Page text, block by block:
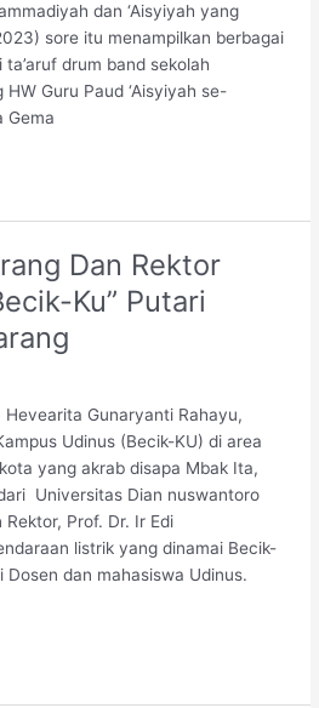
dan ‘Aisyiyah yang
sore itu menampilkan berbagai
drum band sekolah
Guru Paud ‘Aisyiyah se-
Gema
Dan Rektor
Ku” Putari
Hevearita Gunaryanti Rahayu,
Udinus (Becik-KU) di area
yang akrab disapa Mbak Ita,
Universitas Dian nuswantoro
Prof. Dr. Ir Edi
listrik yang dinamai Becik-
Dosen dan mahasiswa Udinus.